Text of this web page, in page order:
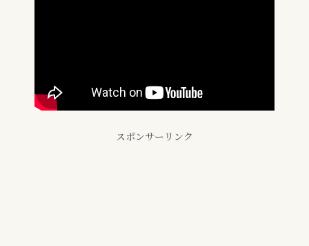
スポンサーリンク